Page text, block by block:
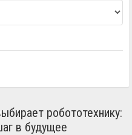
робототехнику:
в будущее